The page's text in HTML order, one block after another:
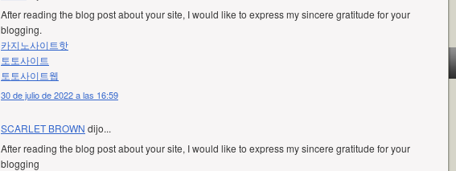
After reading the blog post about your site, I would like to express my sincere gratitude for your
blogging.
카지노사이트핫
토토사이트
토토사이트웹
30 de julio de 2022 a las 16:59
SCARLET BROWN dijo...
After reading the blog post about your site, I would like to express my sincere gratitude for your
blogging